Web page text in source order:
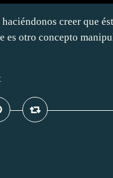
creer que
otro concepto